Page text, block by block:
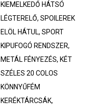
KIEMELKEDŐ HÁTSÓ
LÉGTERELŐ, SPOILEREK
ELÖL HÁTUL, SPORT
KIPUFOGÓ RENDSZER,
METÁL FÉNYEZÉS, KÉT
SZÉLES 20 COLOS
KÖNNYŰFÉM
KERÉKTÁRCSÁK,